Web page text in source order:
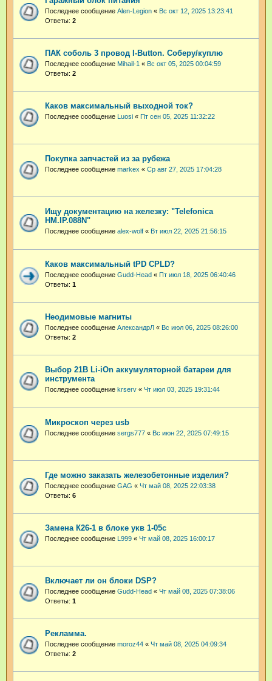
Последнее сообщение Alen-Legion « Вс окт 12, 2025 13:23:41
Ответы: 2
ПАК соболь 3 провод I-Button. Соберу/куплю
Последнее сообщение Mihail-1 « Вс окт 05, 2025 00:04:59
Ответы: 2
Каков максимальный выходной ток?
Последнее сообщение Luosi « Пт сен 05, 2025 11:32:22
Покупка запчастей из за рубежа
Последнее сообщение markex « Ср авг 27, 2025 17:04:28
Ищу документацию на железку: "Telefonica
HM.IP.088N"
Последнее сообщение alex-wolf « Вт июл 22, 2025 21:56:15
Каков максимальный tPD CPLD?
Последнее сообщение Gudd-Head « Пт июл 18, 2025 06:40:46
Ответы: 1
Неодимовые магниты
Последнее сообщение АлександрЛ « Вс июл 06, 2025 08:26:00
Ответы: 2
Выбор 21В Li-iOn aккумуляторной батареи для
инструмента
Последнее сообщение krserv « Чт июл 03, 2025 19:31:44
Микроскоп через usb
Последнее сообщение sergs777 « Вс июн 22, 2025 07:49:15
Где можно заказать железобетонные изделия?
Последнее сообщение GAG « Чт май 08, 2025 22:03:38
Ответы: 6
Замена К26-1 в блоке укв 1-05с
Последнее сообщение L999 « Чт май 08, 2025 16:00:17
Включает ли он блоки DSP?
Последнее сообщение Gudd-Head « Чт май 08, 2025 07:38:06
Ответы: 1
Рекламма.
Последнее сообщение moroz44 « Чт май 08, 2025 04:09:34
Ответы: 2